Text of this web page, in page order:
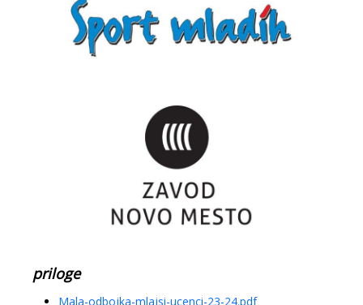
priloge
Mala-odbojka-mlajsi-ucenci-23-24.pdf